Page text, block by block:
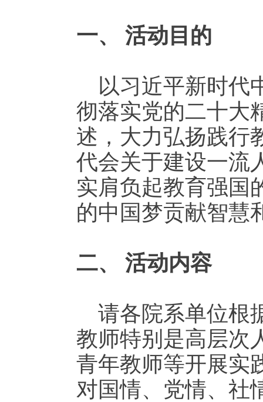
一、 活动目的
以习近平新时代
彻落实党的二十大
述，大力弘扬践行
代会关于建设一流
实肩负起教育强国
的中国梦贡献智慧
二、 活动内容
请各院系单位根
教师特别是高层次
青年教师等开展实
对国情、党情、社